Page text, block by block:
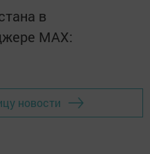
в
MАХ:
новости